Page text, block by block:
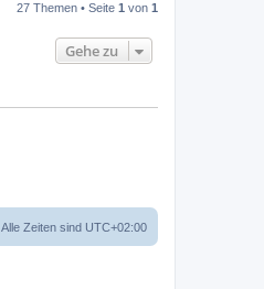
27 Themen • Seite 1 von 1
Gehe zu
Alle Zeiten sind UTC+02:00